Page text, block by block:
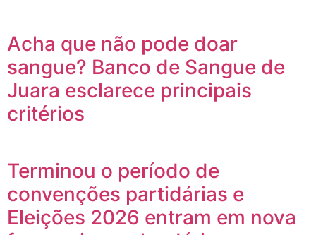
Acha que não pode doar
sangue? Banco de Sangue de
Juara esclarece principais
critérios
Terminou o período de
convenções partidárias e
Eleições 2026 entram em nova